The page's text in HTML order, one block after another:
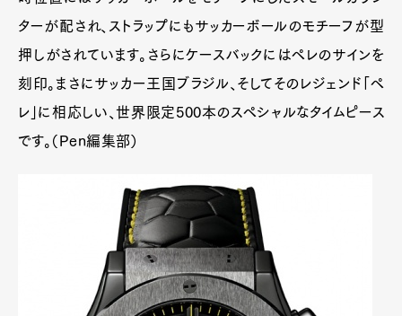
ターが配され、ストラップにもサッカーボールのモチーフが型
押しがされています。さらにケースバックにはペレのサインを
刻印。まさにサッカー王国ブラジル、そしてそのレジェンド「ペ
レ」に相応しい、世界限定500本のスペシャルなタイムピース
です。（Pen編集部）